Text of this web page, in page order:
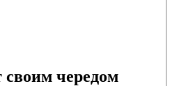
чередом